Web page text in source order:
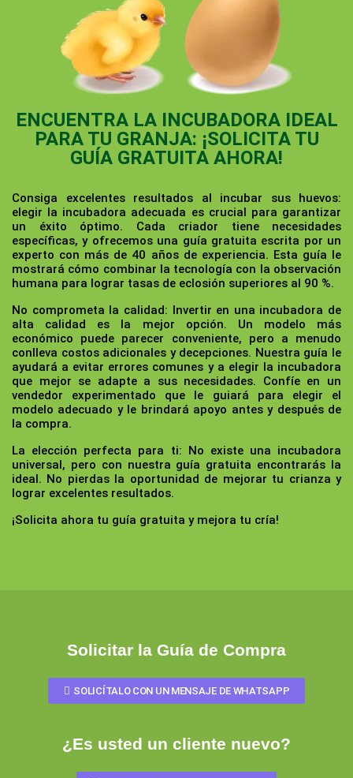
ENCUENTRA LA INCUBADORA IDEAL
PARA TU GRANJA: ¡SOLICITA TU
GUÍA GRATUITA AHORA!
Consiga excelentes resultados al incubar sus huevos:
elegir la incubadora adecuada es crucial para garantizar
un éxito óptimo. Cada criador tiene necesidades
específicas, y ofrecemos una guía gratuita escrita por un
experto con más de 40 años de experiencia. Esta guía le
mostrará cómo combinar la tecnología con la observación
humana para lograr tasas de eclosión superiores al 90 %.
No comprometa la calidad: Invertir en una incubadora de
alta calidad es la mejor opción. Un modelo más
económico puede parecer conveniente, pero a menudo
conlleva costos adicionales y decepciones. Nuestra guía le
ayudará a evitar errores comunes y a elegir la incubadora
que mejor se adapte a sus necesidades. Confíe en un
vendedor experimentado que le guiará para elegir el
modelo adecuado y le brindará apoyo antes y después de
la compra.
La elección perfecta para ti: No existe una incubadora
universal, pero con nuestra guía gratuita encontrarás la
ideal. No pierdas la oportunidad de mejorar tu crianza y
lograr excelentes resultados.
¡Solicita ahora tu guía gratuita y mejora tu cría!
Solicitar la Guía de Compra
SOLICÍTALO CON UN MENSAJE DE WHATSAPP
¿Es usted un cliente nuevo?